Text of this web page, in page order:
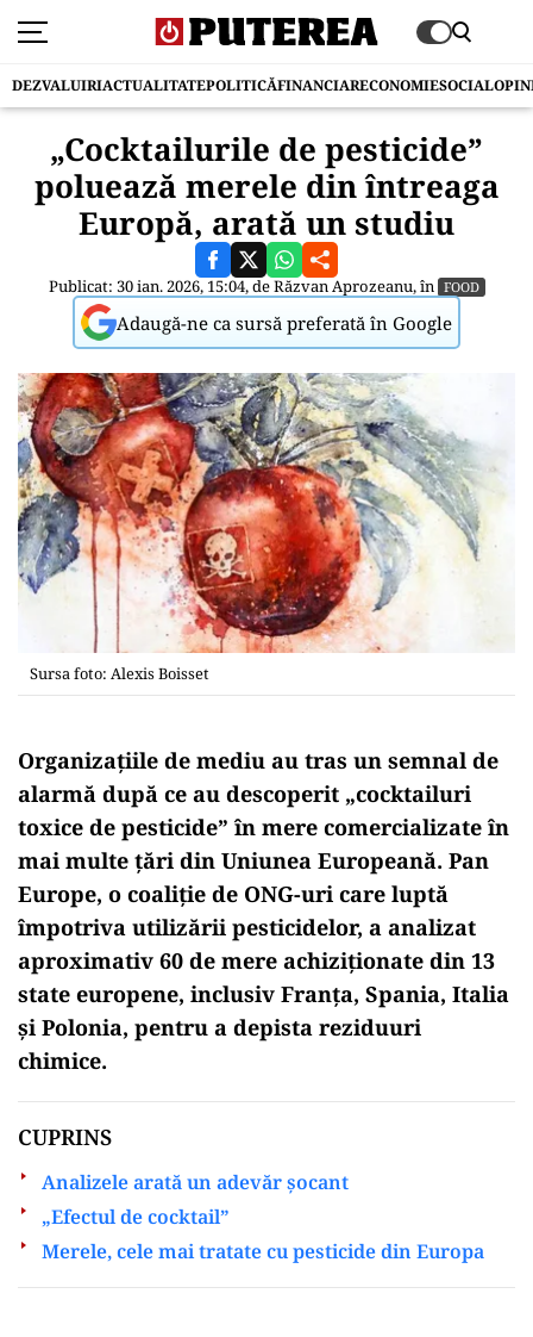
DEZVALUIRIACTUALITATEPOLITICĂFINANCIARECONOMIESOCIAL
„Cocktailurile de pesticide”
poluează merele din întreaga
Europă, arată un studiu
Publicat: 30 ian. 2026, 15:04, deRăzvan Aprozeanu, în FOOD
Adaugă-ne ca sursă preferată în Google
Sursa foto: Alexis Boisset
Organizațiile de mediu au tras un semnal de
alarmă după ce au descoperit „cocktailuri
toxice de pesticide” în mere comercializate în
mai multe țări din Uniunea Europeană. Pan
Europe, o coaliție de ONG-uri care luptă
împotriva utilizării pesticidelor, a analizat
aproximativ 60 de mere achiziționate din 13
state europene, inclusiv Franța, Spania, Italia
și Polonia, pentru a depista reziduuri
chimice.
CUPRINS
Analizele arată un adevăr șocant
„Efectul de cocktail”
Merele, cele mai tratate cu pesticide din Europa